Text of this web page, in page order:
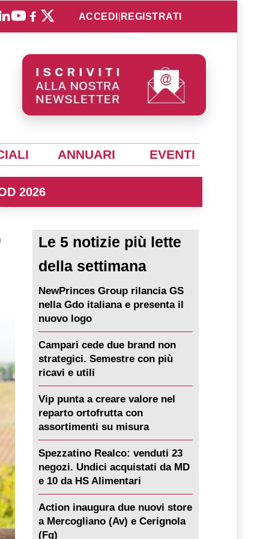
ACCEDI REGISTRATI
ANNUARI EVENTI
2026
Le 5 notizie più lette
della settimana
NewPrinces Group rilancia GS
nella Gdo italiana e presenta il
nuovo logo
Campari cede due brand non
strategici. Semestre con più
ricavi e utili
Vip punta a creare valore nel
reparto ortofrutta con
assortimenti su misura
Spezzatino Realco: venduti 23
negozi. Undici acquistati da MD
e 10 da HS Alimentari
Action inaugura due nuovi store
a Mercogliano (Av) e Cerignola
(Fg)